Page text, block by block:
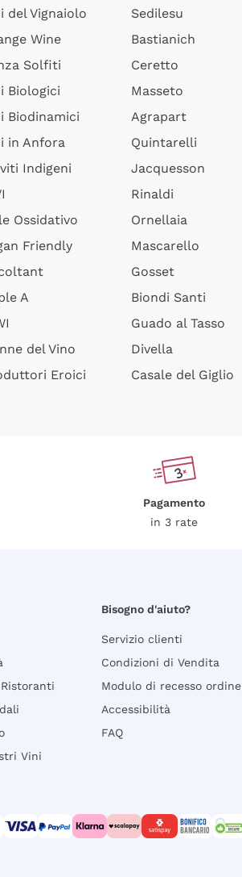
del Vignaiolo
Wine
Solfiti
Biologici
Biodinamici
in Anfora
Indigeni
Ossidativo
Friendly
A
del Vino
Eroici
Sedilesu
Bastianich
Ceretto
Masseto
Agrapart
Quintarelli
Jacquesson
Rinaldi
Ornellaia
Mascarello
Gosset
Biondi Santi
Guado al Tasso
Divella
Casale del Giglio
Pagamento
in 3 rate
Vini
Bisogno d'aiuto?
Servizio clienti
Condizioni di Vendita
Modulo di recesso ordine
Accessibilità
FAQ